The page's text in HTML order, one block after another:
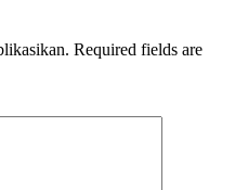
Required fields are